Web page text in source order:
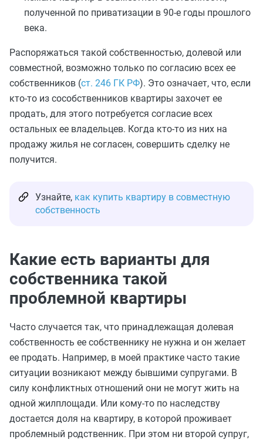
полученной по приватизации в 90-е годы прошлого
века.
Распоряжаться такой собственностью, долевой или
совместной, возможно только по согласию всех ее
собственников (ст. 246 ГК РФ). Это означает, что, если
кто-то из сособственников квартиры захочет ее
продать, для этого потребуется согласие всех
остальных ее владельцев. Когда кто-то из них на
продажу жилья не согласен, совершить сделку не
получится.
Узнайте, как купить квартиру в совместную
собственность
Какие есть варианты для
собственника такой
проблемной квартиры
Часто случается так, что принадлежащая долевая
собственность ее собственнику не нужна и он желает
ее продать. Например, в моей практике часто такие
ситуации возникают между бывшими супругами. В
силу конфликтных отношений они не могут жить на
одной жилплощади. Или кому-то по наследству
достается доля на квартиру, в которой проживает
проблемный родственник. При этом ни второй супруг,